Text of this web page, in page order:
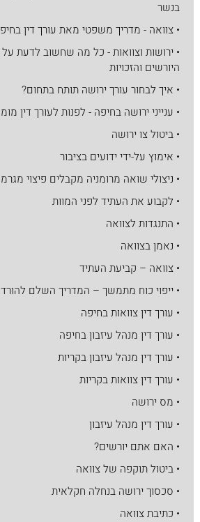
בנשר
• צוואה - מדריך משפטי מאת עורך דין
• ירושות וצוואות - כל מה שחשוב לדעת על
היורשים והזכויות
• איך לבחור עורך ירושה תותח בתחום?
• ענייני ירושה בחיפה - לפנות לעורך דין
• ביטול צו ירושה
• אימוץ על-ידי ידועים בציבור
• ניצולי שואה מרומניה מקבלים פיצוי
• לקבוע את העתיד לפני המוות
• התנגדות לצוואה
• נאמן בצוואה
• צוואה – קביעת העתיד
• ייפוי כוח מתמשך – המדריך השלם
• עורך דין צוואות בחיפה
• עורך דין מנהל עיזבון בחיפה
• עורך דין מנהל עיזבון בקריות
• עורך דין צוואות בקריות
• מס ירושה
• עורך דין מנהל עיזבון
• האם אתם יורשים?
• ביטול תוקפה של צוואה
• סכסוך ירושה בנחלה חקלאית
• כתיבת צוואה